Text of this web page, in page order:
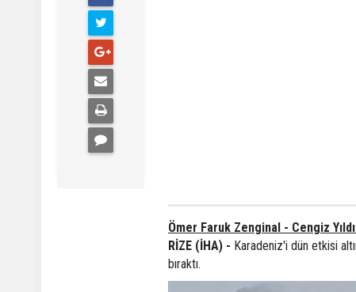
Ömer Faruk Zenginal - Cengiz
RİZE (İHA) - Karadeniz'i dün etkisi
bıraktı.